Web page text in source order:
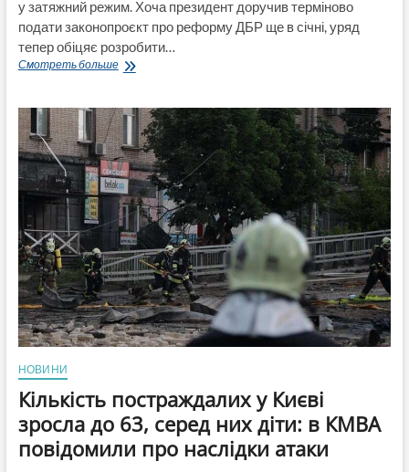
у затяжний режим. Хоча президент доручив терміново
подати законопроєкт про реформу ДБР ще в січні, уряд
тепер обіцяє розробити…
Смотреть большеКонсервація
років:
як
Кабмін
затягує
реформу
ДБР,
щоб
обрати
нового
директора
за
старими
правилами
НОВИНИ
Кількість постраждалих у Києві
зросла до 63, серед них діти: в КМВА
повідомили про наслідки атаки